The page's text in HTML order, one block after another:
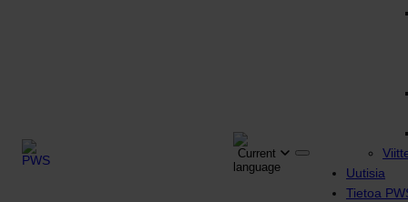
Uutisia
Tietoa